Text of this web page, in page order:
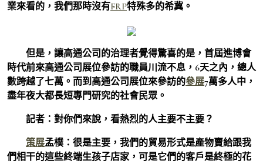
業來看的，我們那時沒有FRP特殊多的希冀。
但是，讓高通公司的治理者覺得驚喜的是，首屆進博會
時代前來高通公司展位參訪的職員川流不息，6天之內，總人
數跨越了七萬。而到高通公司展位來參訪的參展7萬多人中，
盡年夜大都長短專門研究的社會民眾。
記者： 對你們來說，看熱烈的人主要不主要？
策展孟樸： 很是主要，我們的貿易形式是產物賣給跟我
們相干的這些終端生孩子店家，可是它們的客戶是終極的花